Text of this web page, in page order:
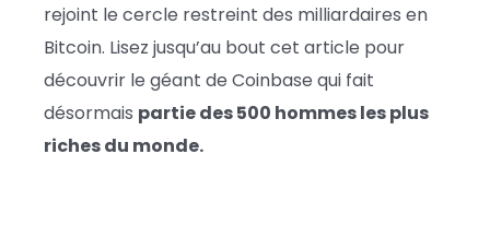
rejoint le cercle restreint des milliardaires en
Bitcoin. Lisez jusqu’au bout cet article pour
découvrir le géant de Coinbase qui fait
désormais partie des 500 hommes les plus
riches du monde.